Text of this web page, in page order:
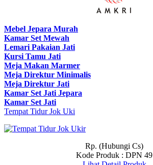
Mebel Jepara Murah
Kamar Set Mewah
Lemari Pakaian Jati
Kursi Tamu Jati
Meja Makan Marmer
Meja Direktur Minimalis
Meja Direktur Jati
Kamar Set Jati Jepara
Kamar Set Jati
Tempat Tidur Jok Uki
Rp. (Hubungi Cs)
Kode Produk : DPN 49